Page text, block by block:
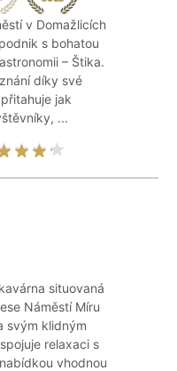
v Domažlicích
s bohatou
– Štika.
díky své
jak
...
situovaná
Náměstí Míru
svým klidným
relaxaci s
vhodnou